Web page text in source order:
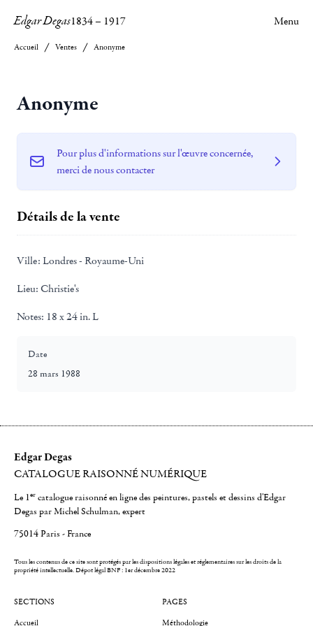
Edgar Degas1834– 1917 Menu
Accueil Ventes Anonyme
Anonyme
Pour plus d'informations sur l'œuvre concernée,
merci de nous contacter
Détails de la vente
Ville: Londres - Royaume-Uni
Lieu: Christie's
Notes: 18 x 24 in. L
Date
28 mars 1988
Edgar Degas
CATALOGUE RAISONNÉ NUMÉRIQUE
Le 1er catalogue raisonné en ligne des peintures, pastels et dessins d'Edgar
Degas par Michel Schulman, expert
75014 Paris - France
Tous les contenus de ce site sont protégés par les dispositions légales et réglementaires sur les droits de la
propriété intellectuelle.Dépot légal BNF : 1er décembre 2022
SECTIONS
Accueil
PAGES
Méthodologie